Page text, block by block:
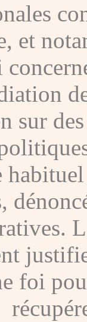
et
sur
foi